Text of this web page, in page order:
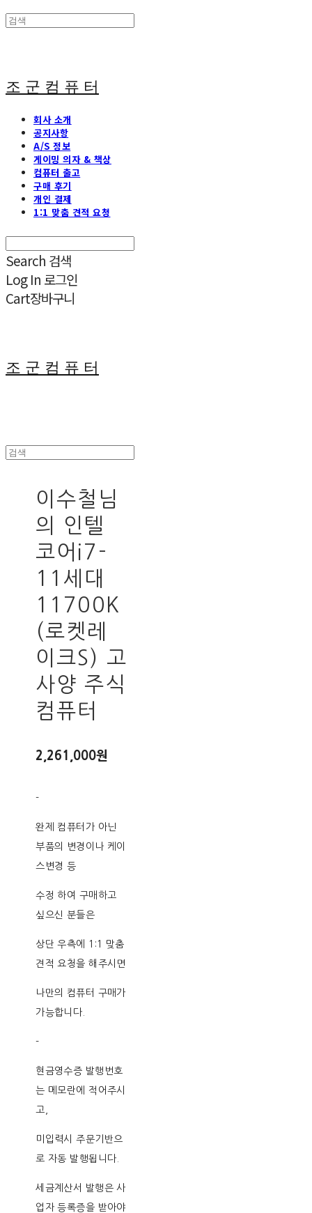
조 군 컴 퓨 터
회사 소개
공지사항
A/S 정보
게이밍 의자 & 책상
컴퓨터 출고
구매 후기
개인 결제
1:1 맞춤 견적 요청
Search 검색
Log In 로그인
Cart장바구니
조 군 컴 퓨 터
이수철님
의 인텔
코어i7-
11세대
11700K
(로켓레
이크S) 고
사양 주식
컴퓨터
2,261,000원
-
완제 컴퓨터가 아닌
부품의 변경이나 케이
스변경 등
수정 하여 구매하고
싶으신 분들은
상단 우측에 1:1 맞춤
견적 요청을 해주시면
나만의 컴퓨터 구매가
가능합니다.
-
현금영수증 발행번호
는 메모란에 적어주시
고,
미입력시 주문기반으
로 자동 발행됩니다.
세금계산서 발행은 사
업자 등록증을 받아야